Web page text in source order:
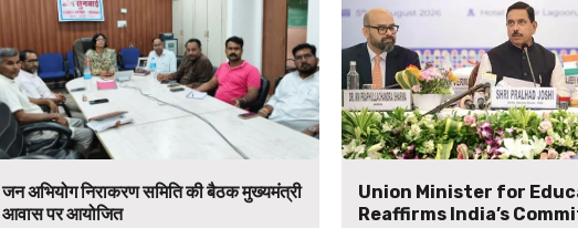
जन अभियोग निराकरण समिति की बैठक मुख्यमंत्री
आवास पर आयोजित
Union Minister for
Reaffirms India’s